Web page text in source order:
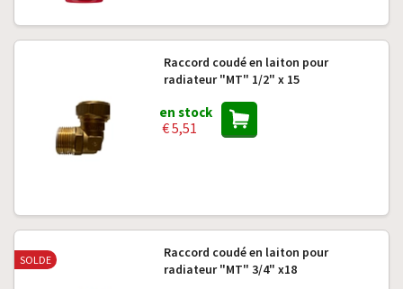
Raccord coudé en laiton pour
radiateur "MT" 1/2" x 15
en stock
€ 5,51
Raccord coudé en laiton pour
radiateur "MT" 3/4" x18
SOLDE